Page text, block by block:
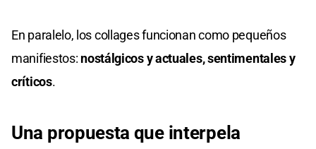
En paralelo, los collages funcionan como pequeños
manifiestos: nostálgicos y actuales, sentimentales y
críticos.
Una propuesta que interpela